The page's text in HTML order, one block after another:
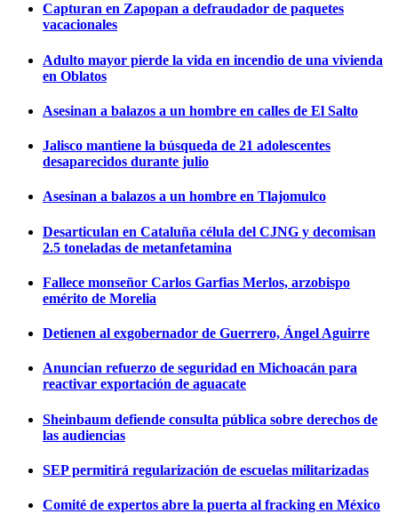
Capturan en Zapopan a defraudador de paquetes
vacacionales
Adulto mayor pierde la vida en incendio de una vivienda
en Oblatos
Asesinan a balazos a un hombre en calles de El Salto
Jalisco mantiene la búsqueda de 21 adolescentes
desaparecidos durante julio
Asesinan a balazos a un hombre en Tlajomulco
Desarticulan en Cataluña célula del CJNG y decomisan
2.5 toneladas de metanfetamina
Fallece monseñor Carlos Garfias Merlos, arzobispo
emérito de Morelia
Detienen al exgobernador de Guerrero, Ángel Aguirre
Anuncian refuerzo de seguridad en Michoacán para
reactivar exportación de aguacate
Sheinbaum defiende consulta pública sobre derechos de
las audiencias
SEP permitirá regularización de escuelas militarizadas
Comité de expertos abre la puerta al fracking en México